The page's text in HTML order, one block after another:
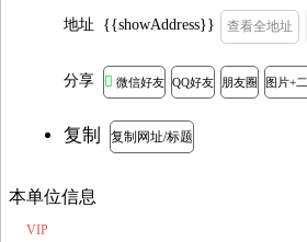
地址 {{showAddress}} 查看全地址
分享  微信好友 QQ好友 朋友圈 图片+
复制 复制网址/标题
本单位信息
VIP